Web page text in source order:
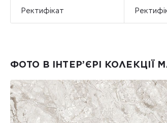
Ректифікат
ФОТО В ІНТЕР’ЄРІ КОЛЕКЦІЇ